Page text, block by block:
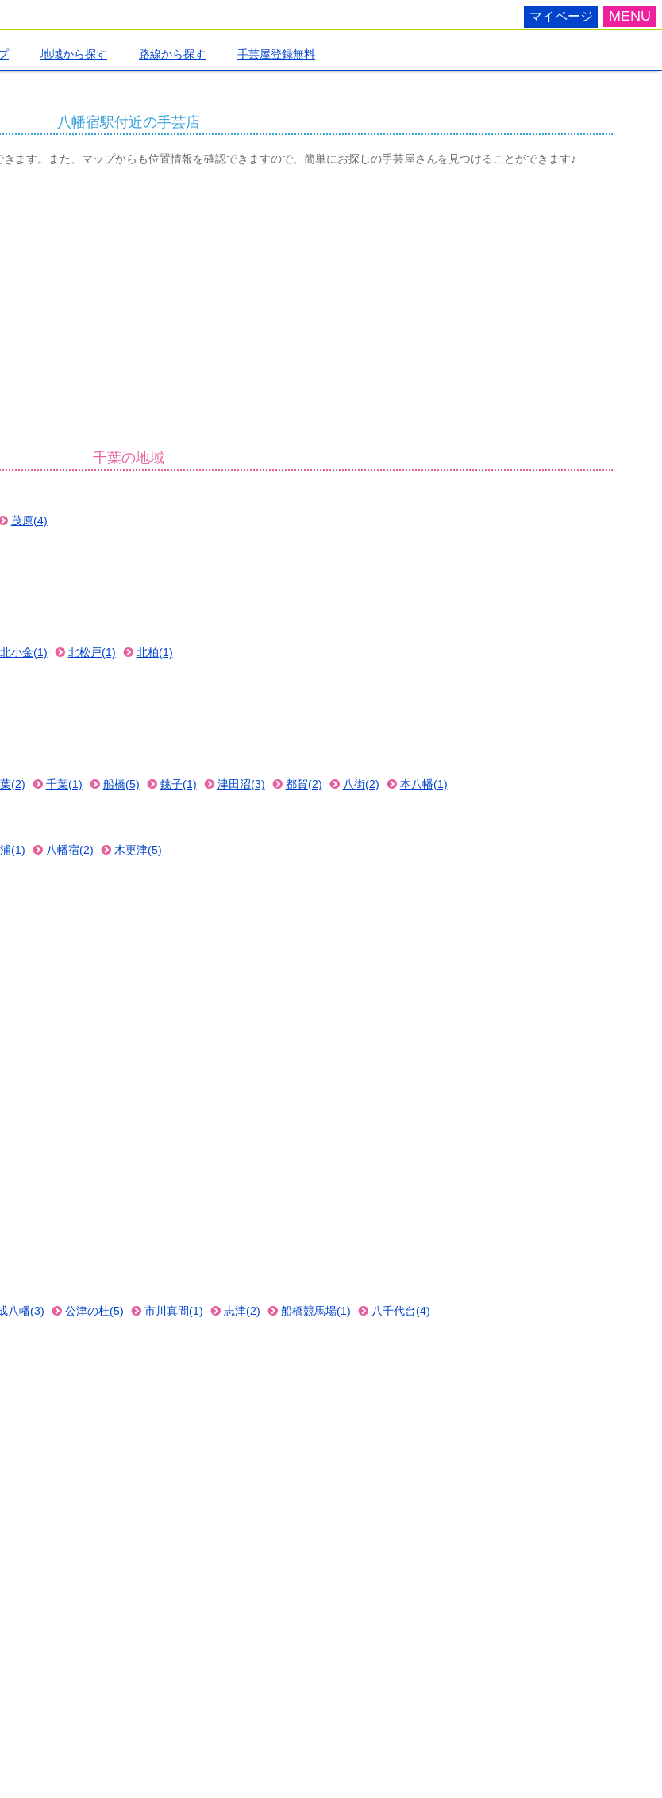
MENU
マイページ
地域から探す 路線から探す 手芸屋登録無料
八幡宿駅付近の手芸店
ます。また、マップからも位置情報を確認できますので、簡単にお探しの手芸屋さんを見つけることができます♪
千葉の地域
茂原(4)
北小金(1) 北松戸(1) 北柏(1)
(2) 千葉(1) 船橋(5) 銚子(1) 津田沼(3) 都賀(2) 八街(2) 本八幡(1)
(1) 八幡宿(2) 木更津(5)
八幡(3) 公津の杜(5) 市川真間(1) 志津(2) 船橋競馬場(1) 八千代台(4)